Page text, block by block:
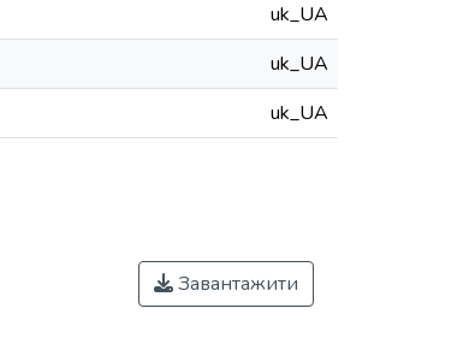
uk_UA
uk_UA
uk_UA
Завантажити